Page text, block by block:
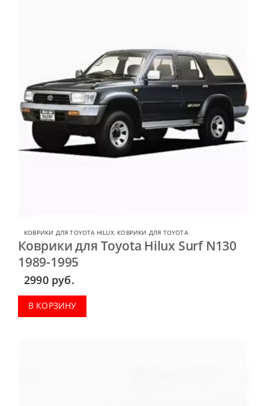
КОВРИКИ ДЛЯ TOYOTA HILUX, КОВРИКИ ДЛЯ TOYOTA
Коврики для Toyota Hilux Surf N130
1989-1995
2990 руб.
В КОРЗИНУ